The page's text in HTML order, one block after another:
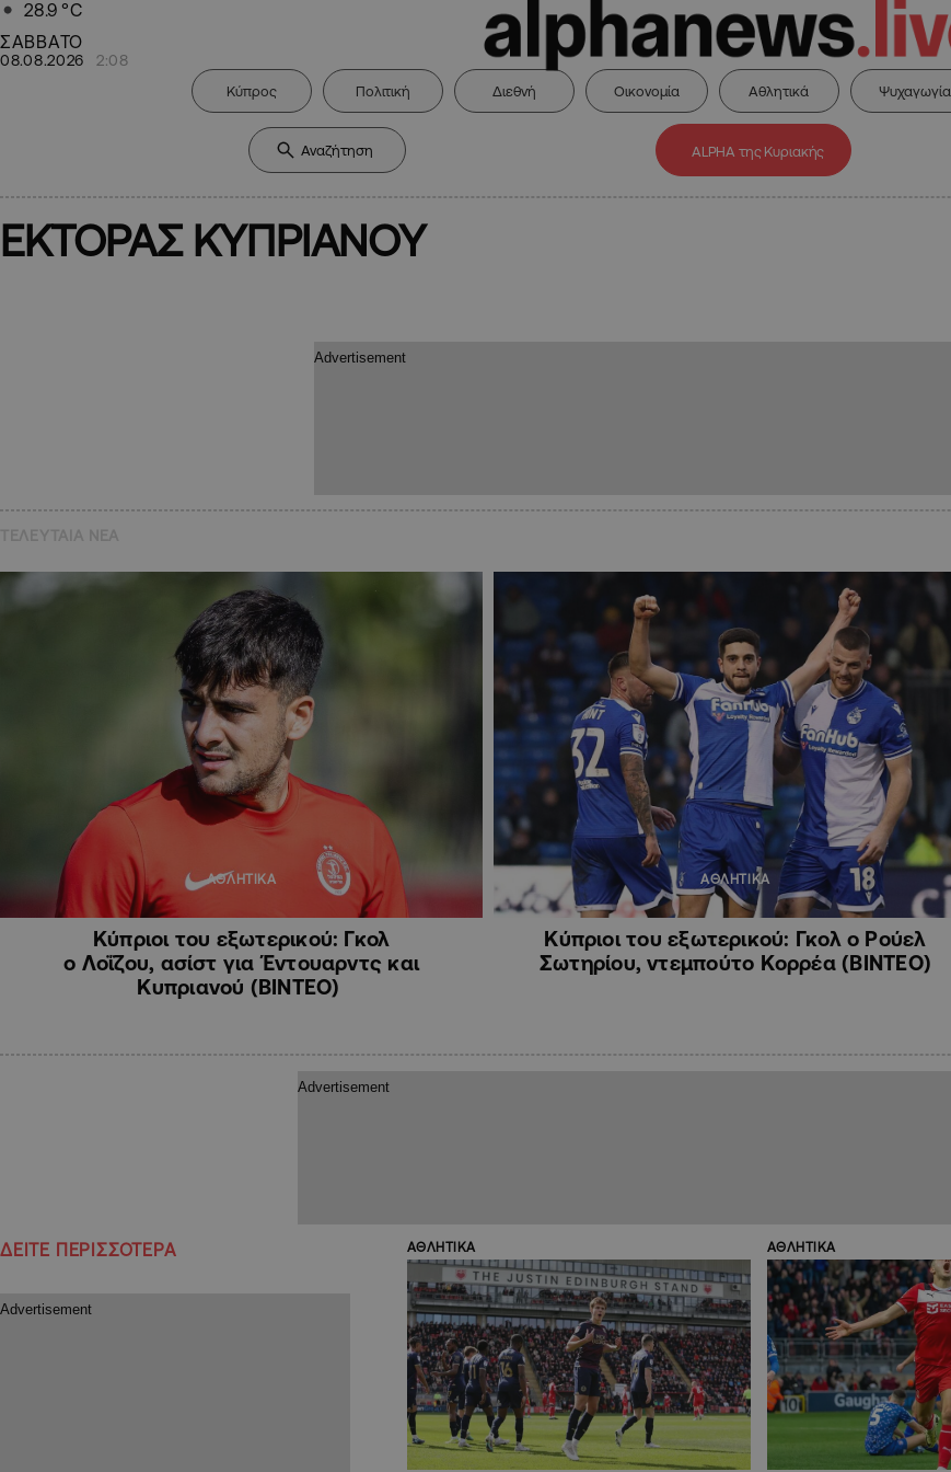
28.9 °C
ΣΑΒΒΑΤΟ
08.08.2026 2:08
Κύπρος Πολιτική Διεθνή Οικονομία Αθλητικά Ψυχαγωγία
ALPHA της Κυριακής
ΕΚΤΟΡΑΣ ΚΥΠΡΙΑΝΟΥ
ΑΘΛΗΤΙΚΑ
Κύπριοι του εξωτερικού: Γκολ
ο Λοΐζου, ασίστ για Έντουαρντς και
Κυπριανού (ΒΙΝΤΕΟ)
ΑΘΛΗΤΙΚΑ
Κύπριοι του εξωτερικού: Γκολ ο Ρούελ
Σωτηρίου, ντεμπούτο Κορρέα (ΒΙΝΤΕΟ)
ΔΕΙΤΕ ΠΕΡΙΣΣΟΤΕΡΑ ΑΘΛΗΤΙΚΑ ΑΘΛΗΤΙΚΑ